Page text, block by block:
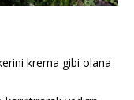
krema gibi olana